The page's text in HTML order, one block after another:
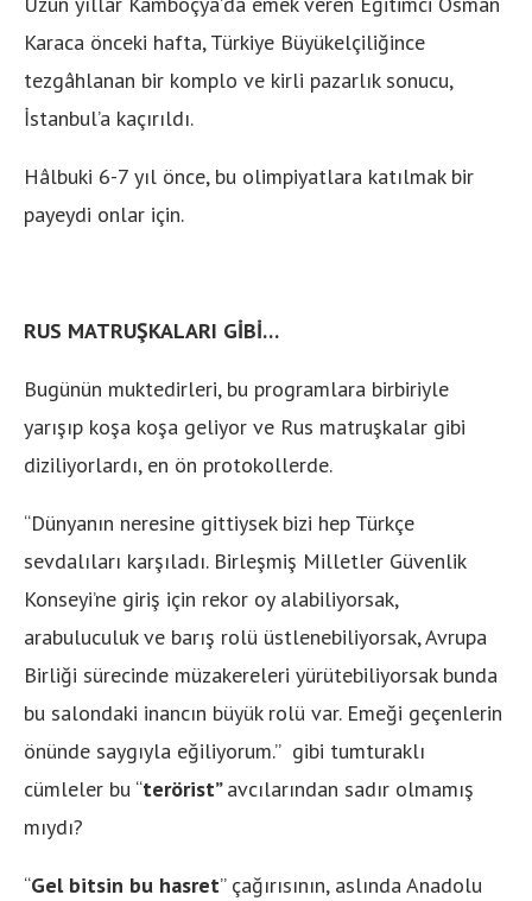
Karaca önceki hafta, Türkiye Büyükelçiliğince
tezgâhlanan bir komplo ve kirli pazarlık sonucu,
İstanbul’a kaçırıldı.
Hâlbuki 6-7 yıl önce, bu olimpiyatlara katılmak bir
payeydi onlar için.
RUS MATRUŞKALARI GİBİ…
Bugünün muktedirleri, bu programlara birbiriyle
yarışıp koşa koşa geliyor ve Rus matruşkalar gibi
diziliyorlardı, en ön protokollerde.
“Dünyanın neresine gittiysek bizi hep Türkçe
sevdalıları karşıladı. Birleşmiş Milletler Güvenlik
Konseyi’ne giriş için rekor oy alabiliyorsak,
arabuluculuk ve barış rolü üstlenebiliyorsak, Avrupa
Birliği sürecinde müzakereleri yürütebiliyorsak bunda
bu salondaki inancın büyük rolü var. Emeği geçenlerin
önünde saygıyla eğiliyorum.” gibi tumturaklı
cümleler bu “terörist”avcılarından sadır olmamış
mıydı?
“Gel bitsin bu hasret” çağırısının, aslında Anadolu